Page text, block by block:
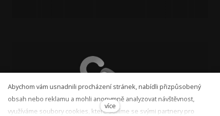
Abychom vám usnadnili procházení stránek, nabídli přizpůsobený
obsah nebo reklamu a mohli anonymně analyzovat návštěvnost,
využíváme soubory cookies, které sdílíme se svými partnery pro
více